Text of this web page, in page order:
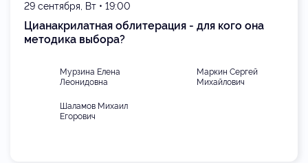
Мурзина Елена
Леонидовна
Маркин Сергей
Михайлович
Шаламов Михаил
Егорович
29 сентября, Вт • 19:00
Цианакрилатная облитерация - для кого она
методика выбора?